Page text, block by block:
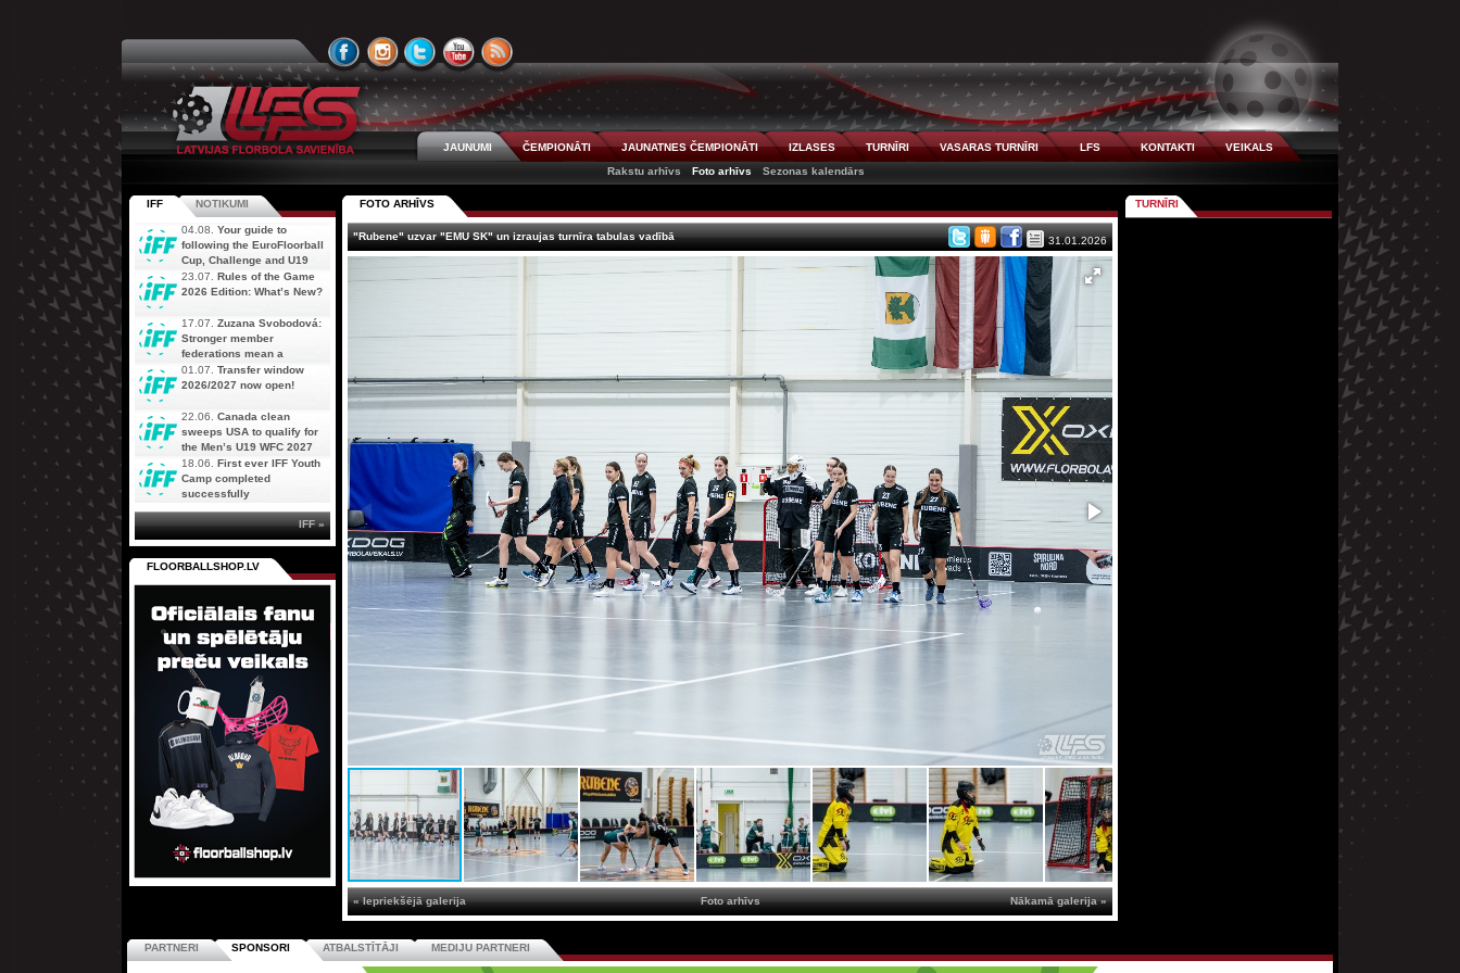
JAUNUMI ČEMPIONĀTI JAUNATNES ČEMPIONĀTI IZLASES TURNĪRI VASARAS TURNĪRI LFS KONTAKTI
VEIKALS
Rakstu arhīvs
Foto arhīvs Sezonas kalendārs
FOTO ARHĪVS
"Rubene" uzvar "EMU SK" un izraujas turnīra tabulas vadībā 31.01.2026
« Iepriekšējā galerija Nākamā galerija »
Foto arhīvs
IFF NOTIKUMI
04.08. Your guide to
following the EuroFloorball
Cup, Challenge and U19
AOFC Qualifiers
simultaneously
23.07. Rules of the Game
2026 Edition: What’s New?
17.07. Zuzana Svobodová:
Stronger member
federations mean a
stronger future for floorball
01.07. Transfer window
2026/2027 now open!
22.06. Canada clean
sweeps USA to qualify for
the Men’s U19 WFC 2027
18.06. First ever IFF Youth
Camp completed
successfully
IFF »
FLOORBALLSHOP.LV
TURNĪRI
PARTNERI SPONSORI ATBALSTĪTĀJI MEDIJU PARTNERI